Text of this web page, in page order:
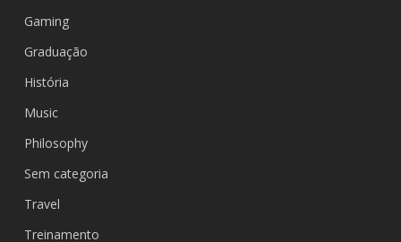
Gaming
Graduação
História
Music
Philosophy
Sem categoria
Travel
Treinamento